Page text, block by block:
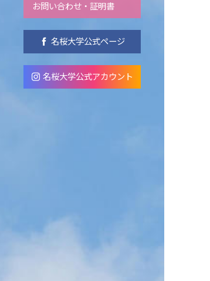
お問い合わせ・証明書
名桜大学公式ページ
名桜大学公式アカウント